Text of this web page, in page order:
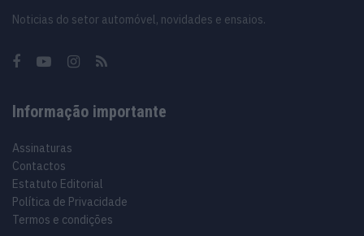
Noticias do setor automóvel, novidades e ensaios.
Informação importante
Assinaturas
Contactos
Estatuto Editorial
Política de Privacidade
Termos e condições